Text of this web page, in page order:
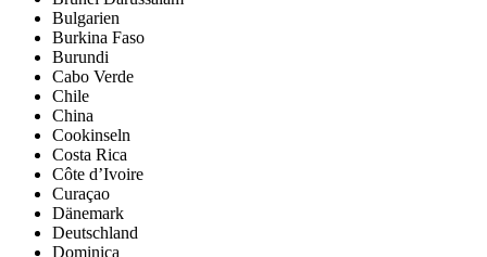
Bulgarien
Burkina Faso
Burundi
Cabo Verde
Chile
China
Cookinseln
Costa Rica
Côte d’Ivoire
Curaçao
Dänemark
Deutschland
Dominica